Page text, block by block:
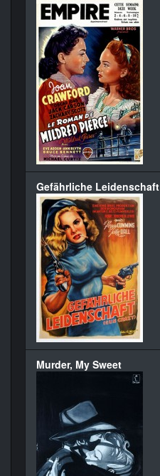
Gefährliche Leidenschaft
Murder, My Sweet